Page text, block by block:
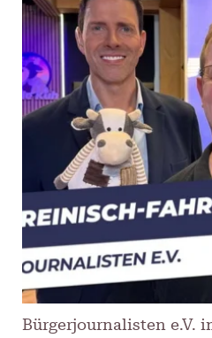
Bürgerjournalisten e.V.